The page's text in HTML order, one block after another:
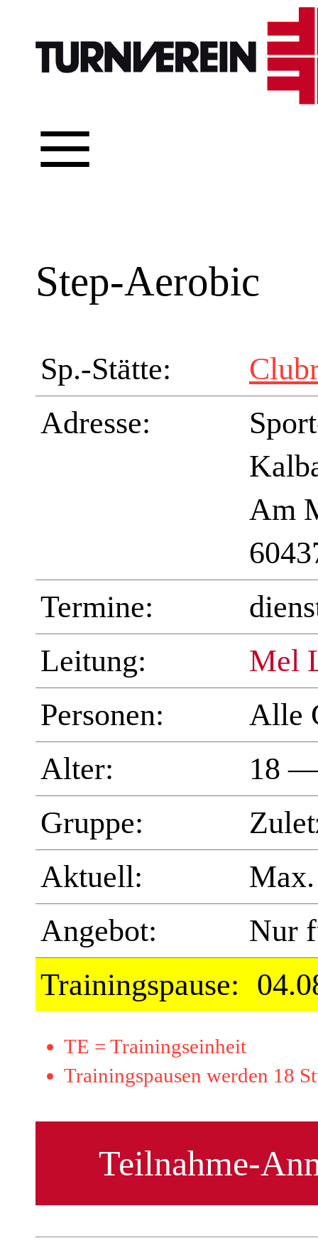
≡
Step-Aerobic
Sp.-Stätte:
Adresse:
Am
Termine:
Leitung:
Mel
Personen:
Alle
Alter:
18
Gruppe:
Aktuell:
Angebot:
Nur
Trainingspause:
TE = Trainingseinheit
Trainingspausen werden 18